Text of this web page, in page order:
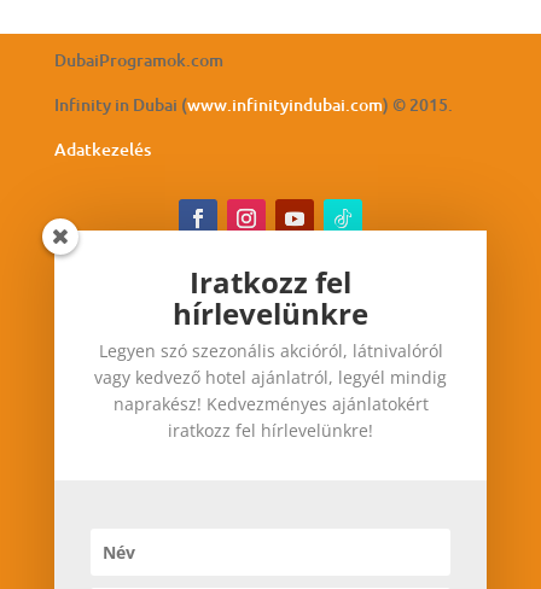
DubaiProgramok.com
Infinity in Dubai (www.infinityindubai.com) © 2015.
Adatkezelés
Iratkozz fel hírlevelünkre
Legyen szó szezonális akcióról, látnivalóról vagy
kedvező hotel ajánlatról, legyél mindig
naprakész! Kedvezményes ajánlatokért iratkozz
Iratkozz fel
hírlevelünkre
Legyen szó szezonális akcióról, látnivalóról
vagy kedvező hotel ajánlatról, legyél mindig
naprakész! Kedvezményes ajánlatokért
iratkozz fel hírlevelünkre!